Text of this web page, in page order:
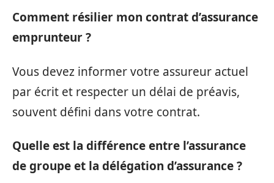
Comment résilier mon contrat d’assurance
emprunteur ?
Vous devez informer votre assureur actuel
par écrit et respecter un délai de préavis,
souvent défini dans votre contrat.
Quelle est la différence entre l’assurance
de groupe et la délégation d’assurance ?